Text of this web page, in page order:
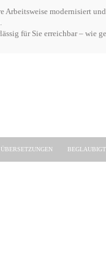
Arbeitsweise modernisiert
für Sie erreichbar – wie
ÜBERSETZUNGEN